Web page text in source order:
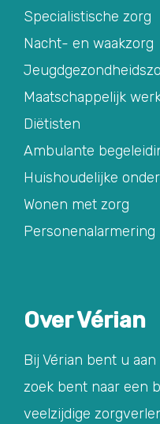
Specialistische zorg
Nacht- en waakzorg
Maatschappelijk
Diëtisten
Ambulante
Huishoudelijke
Wonen met zorg
Personenalarmering
Over Vérian
Bij Vérian bent u
zoek bent naar een
veelzijdige